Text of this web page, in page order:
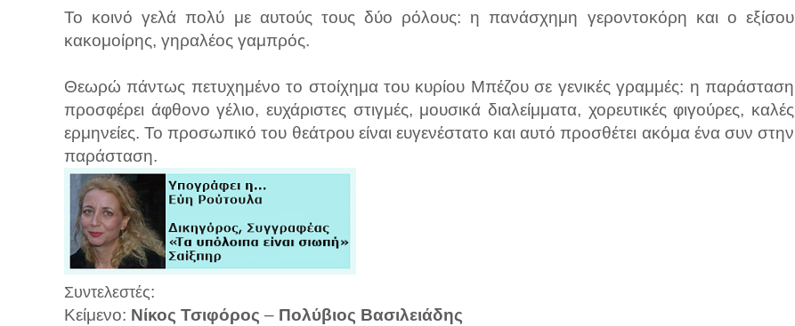
Το κοινό γελά πολύ με αυτούς τους δύο ρόλους: η πανάσχημη γεροντοκόρη και ο εξίσου
κακομοίρης, γηραλέος γαμπρός.
Θεωρώ πάντως πετυχημένο το στοίχημα του κυρίου Μπέζου σε γενικές γραμμές: η παράσταση
προσφέρει άφθονο γέλιο, ευχάριστες στιγμές, μουσικά διαλείμματα, χορευτικές φιγούρες, καλές
ερμηνείες. Το προσωπικό του θεάτρου είναι ευγενέστατο και αυτό προσθέτει ακόμα ένα συν στην
παράσταση.
Συντελεστές:
Κείμενο: Νίκος Τσιφόρος – Πολύβιος Βασιλειάδης